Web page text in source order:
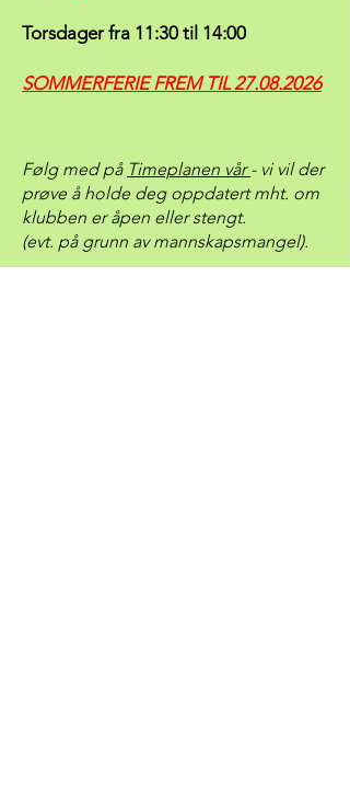
Torsdager fra 11:30 til 14:00
SOMMERFERIE FREM TIL27.08.2026
Følg med på Timeplanen vår- vi vil der
prøve å holde deg oppdatert mht. om
klubben er åpen eller stengt.
(evt. på grunn av mannskapsmangel).